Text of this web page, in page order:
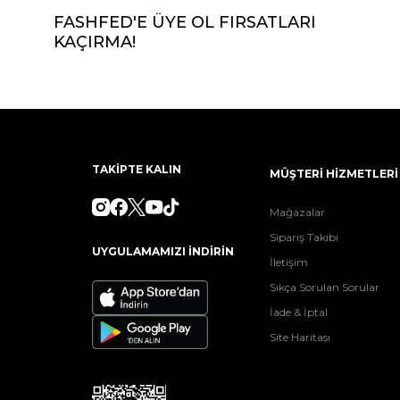
FASHFED'E ÜYE OL FIRSATLARI
KAÇIRMA!
TAKİPTE KALIN
UYGULAMAMIZI İNDİRİN
MÜŞTERİ HİZMETLERİ
Mağazalar
Sipariş Takibi
İletişim
Sıkça Sorulan Sorular
İade & İptal
Site Haritası